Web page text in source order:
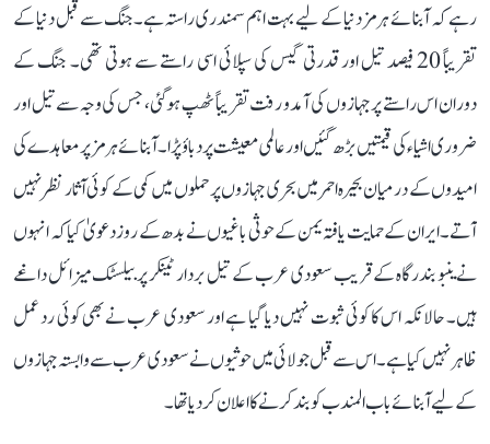
رہے کہ آبنائے ہرمز دنیا کے لیے بہت اہم سمندری راستہ ہے۔ جنگ سے قبل دنیا کے
تقریباً 20 فیصد تیل اور قدرتی گیس کی سپلائی اسی راستے سے ہوتی تھی۔ جنگ کے
دوران اس راستے پر جہازوں کی آمد و رفت تقریباً ٹھپ ہو گئی، جس کی وجہ سے تیل اور
ضروری اشیاء کی قیمتیں بڑھ گئیں اور عالمی معیشت پر دباؤ پڑا۔ آبنائے ہرمز پر معاہدے کی
امیدوں کے درمیان بحیرہ احمر میں بحری جہازوں پر حملوں میں کمی کے کوئی آثار نظر نہیں
آتے۔ ایران کے حمایت یافتہ یمن کے حوثی باغیوں نے بدھ کے روز دعویٰ کیا کہ انہوں
نے ینبو بندرگاہ کے قریب سعودی عرب کے تیل بردار ٹینکر پر بیلسٹک میزائل داغے
ہیں۔ حالانکہ اس کا کوئی ثبوت نہیں دیا گیا ہے اور سعودی عرب نے بھی کوئی رد عمل
ظاہر نہیں کیا ہے۔ اس سے قبل جولائی میں حوثیوں نے سعودی عرب سے وابستہ جہازوں
کے لیے آبنائے باب المندب کو بند کرنے کا اعلان کر دیا تھا۔